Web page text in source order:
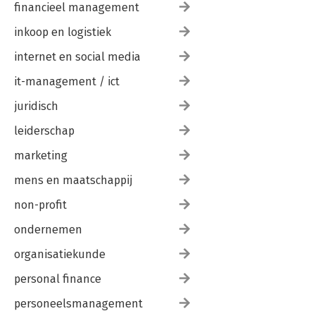
financieel management
inkoop en logistiek
internet en social media
it-management / ict
juridisch
leiderschap
marketing
mens en maatschappij
non-profit
ondernemen
organisatiekunde
personal finance
personeelsmanagement